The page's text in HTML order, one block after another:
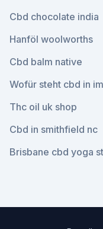
Cbd chocolate india
Hanföl woolworths
Cbd balm native
Wofür steht cbd in
Thc oil uk shop
Cbd in smithfield nc
Brisbane cbd yoga